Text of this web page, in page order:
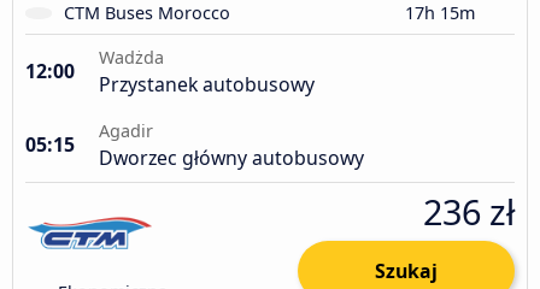
CTM Buses Morocco 17h 15m
12:00
Wadżda
Przystanek autobusowy
05:15
Agadir
Dworzec główny autobusowy
236 zł
Szukaj